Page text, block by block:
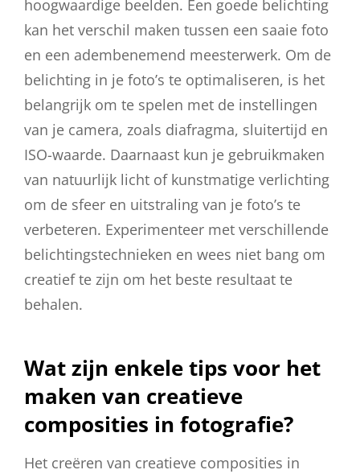
hoogwaardige beelden. Een goede belichting
kan het verschil maken tussen een saaie foto
en een adembenemend meesterwerk. Om de
belichting in je foto’s te optimaliseren, is het
belangrijk om te spelen met de instellingen
van je camera, zoals diafragma, sluitertijd en
ISO-waarde. Daarnaast kun je gebruikmaken
van natuurlijk licht of kunstmatige verlichting
om de sfeer en uitstraling van je foto’s te
verbeteren. Experimenteer met verschillende
belichtingstechnieken en wees niet bang om
creatief te zijn om het beste resultaat te
behalen.
Wat zijn enkele tips voor het
maken van creatieve
composities in fotografie?
Het creëren van creatieve composities in